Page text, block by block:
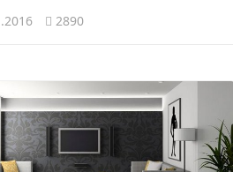
2890